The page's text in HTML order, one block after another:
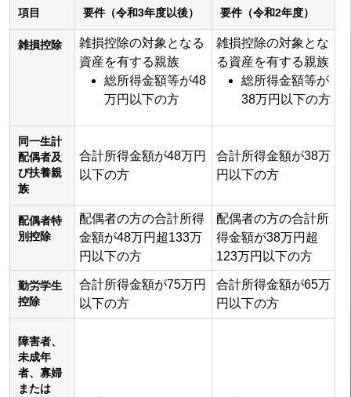
項目 要件（令和3年度以後） 要件（令和2年度）
雑損控除
雑損控除の対象となる
資産を有する親族
総所得金額等が48
万円以下の方
雑損控除の対象とな
る資産を有する親族
総所得金額等が
38万円以下の方
同一生計
配偶者及
び扶養親
族
合計所得金額が48万円
以下の方
合計所得金額が38万
円以下の方
配偶者特
別控除
配偶者の方の合計所得
金額が48万円超133万
円以下の方
配偶者の方の合計所
得金額が38万円超
123万円以下の方
勤労学生
控除
合計所得金額が75万円
以下の方
合計所得金額が65万
円以下の方
障害者、
未成年
者、寡婦
または